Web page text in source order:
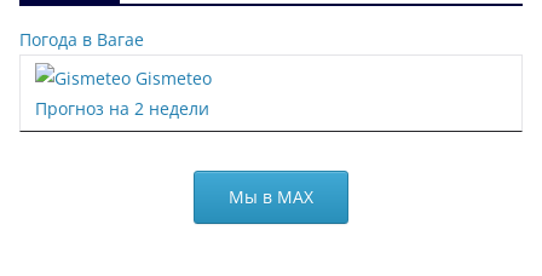
Погода в Вагае
Gismeteo
Прогноз на 2 недели
Мы в МАХ